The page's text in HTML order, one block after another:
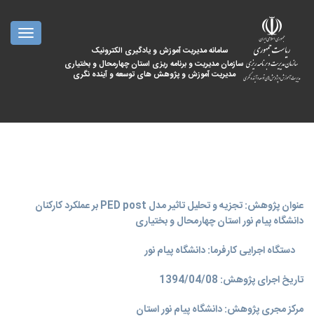
سامانه مدیریت آموزش و یادگیری الکترونیک
سازمان مدیریت و برنامه ریزی استان چهارمحال و بختیاری
مدیریت آموزش و پژوهش های توسعه و آینده نگری
عنوان پژوهش: تجزیه و تحلیل تاثیر مدل PED post بر عملکرد کارکنان
دانشگاه پیام نور استان چهارمحال و بختیاری
دستگاه اجرایی کارفرما: دانشگاه پیام نور
تاریخ اجرای پژوهش: 1394/04/08
مرکز مجری پژوهش: دانشگاه پیام نور استان